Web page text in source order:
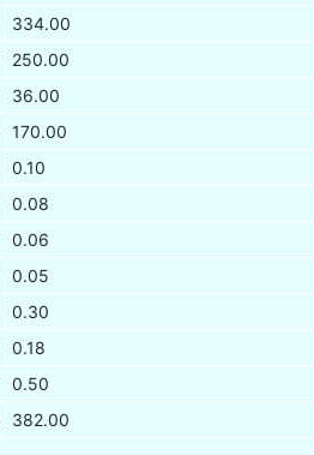
334.00
250.00
36.00
170.00
0.10
0.08
0.06
0.05
0.30
0.18
0.50
382.00